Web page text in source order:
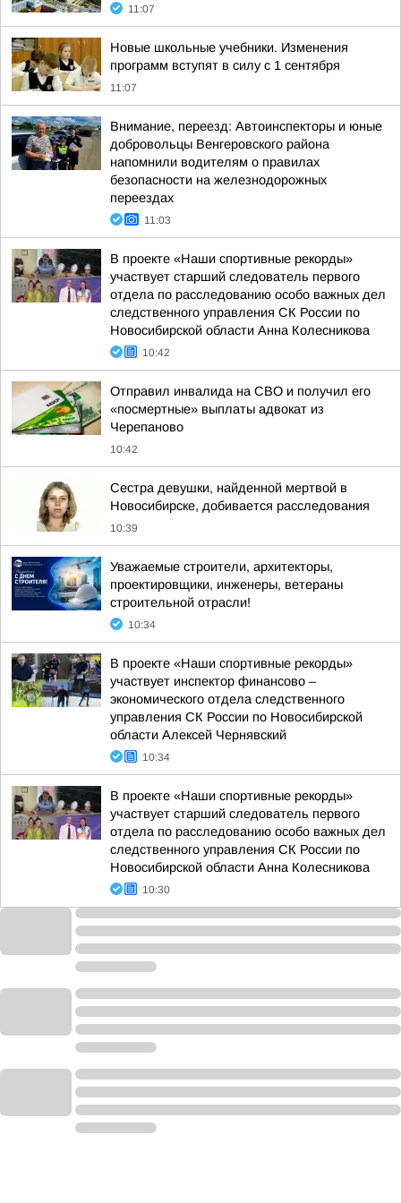
11:07
Новые школьные учебники. Изменения
программ вступят в силу с 1 сентября
11:07
Внимание, переезд: Автоинспекторы и юные
добровольцы Венгеровского района
напомнили водителям о правилах
безопасности на железнодорожных
переездах
11:03
В проекте «Наши спортивные рекорды»
участвует старший следователь первого
отдела по расследованию особо важных дел
следственного управления СК России по
Новосибирской области Анна Колесникова
10:42
Отправил инвалида на СВО и получил его
«посмертные» выплаты адвокат из
Черепаново
10:42
Сестра девушки, найденной мертвой в
Новосибирске, добивается расследования
10:39
Уважаемые строители, архитекторы,
проектировщики, инженеры, ветераны
строительной отрасли!
10:34
В проекте «Наши спортивные рекорды»
участвует инспектор финансово –
экономического отдела следственного
управления СК России по Новосибирской
области Алексей Чернявский
10:34
В проекте «Наши спортивные рекорды»
участвует старший следователь первого
отдела по расследованию особо важных дел
следственного управления СК России по
Новосибирской области Анна Колесникова
10:30